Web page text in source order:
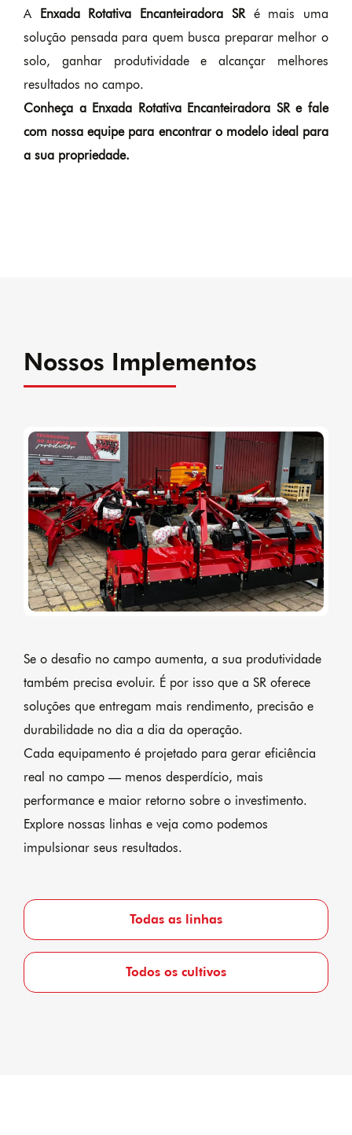
A Enxada Rotativa Encanteiradora SRé mais uma
solução pensada para quem busca preparar melhor o
solo, ganhar produtividade e alcançar melhores
resultados no campo.
Conheça a Enxada Rotativa Encanteiradora SR e fale
com nossa equipe para encontrar o modelo ideal para
a sua propriedade.
Nossos Implementos
Se o desafio no campo aumenta, a sua produtividade
também precisa evoluir. É por isso que a SR oferece
soluções que entregam mais rendimento, precisão e
durabilidade no dia a dia da operação.
Cada equipamento é projetado para gerar eficiência
real no campo — menos desperdício, mais
performance e maior retorno sobre o investimento.
Explore nossas linhas e veja como podemos
impulsionar seus resultados.
Todas as linhas
Todos os cultivos